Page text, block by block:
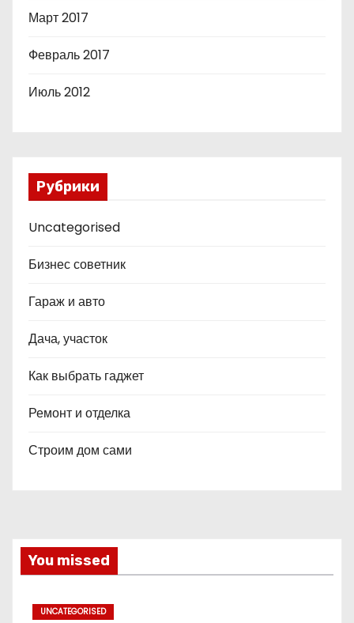
Март 2017
Февраль 2017
Июль 2012
Рубрики
Uncategorised
Бизнес советник
Гараж и авто
Дача, участок
Как выбрать гаджет
Ремонт и отделка
Строим дом сами
You missed
UNCATEGORISED